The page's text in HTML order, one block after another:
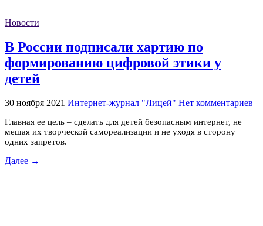
Новости
В России подписали хартию по
формированию цифровой этики у
детей
30 ноября 2021 Интернет-журнал "Лицей" Нет комментариев
Главная ее цель – сделать для детей безопасным интернет, не
мешая их творческой самореализации и не уходя в сторону
одних запретов.
Далее →